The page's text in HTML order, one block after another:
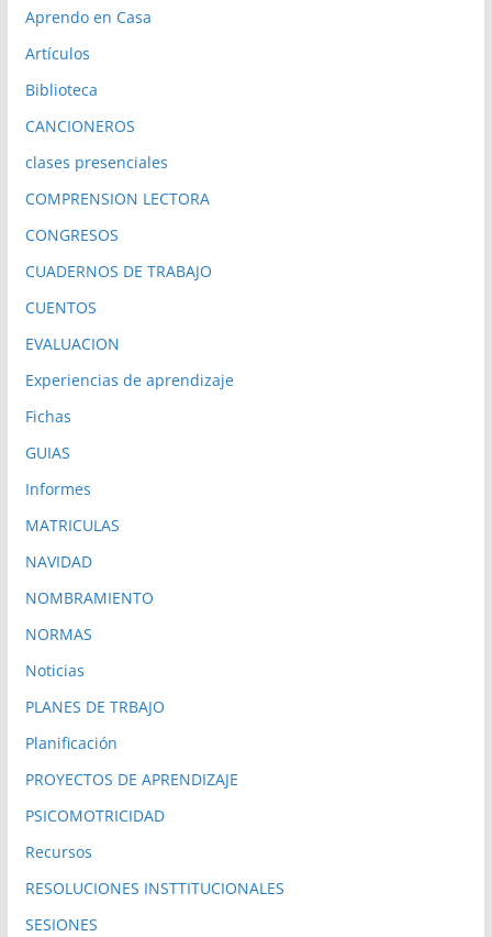
Aprendo en Casa
Artículos
Biblioteca
CANCIONEROS
clases presenciales
COMPRENSION LECTORA
CONGRESOS
CUADERNOS DE TRABAJO
CUENTOS
EVALUACION
Experiencias de aprendizaje
Fichas
GUIAS
Informes
MATRICULAS
NAVIDAD
NOMBRAMIENTO
NORMAS
Noticias
PLANES DE TRBAJO
Planificación
PROYECTOS DE APRENDIZAJE
PSICOMOTRICIDAD
Recursos
RESOLUCIONES INSTTITUCIONALES
SESIONES